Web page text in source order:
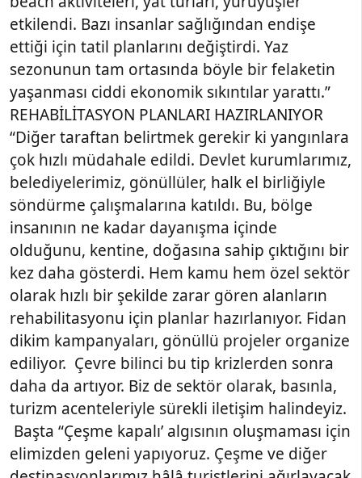
etkilendi. Bazı insanlar sağlığından endişe
ettiği için tatil planlarını değiştirdi. Yaz
sezonunun tam ortasında böyle bir felaketin
yaşanması ciddi ekonomik sıkıntılar yarattı.”
REHABİLİTASYON PLANLARI HAZIRLANIYOR
“Diğer taraftan belirtmek gerekir ki yangınlara
çok hızlı müdahale edildi. Devlet kurumlarımız,
belediyelerimiz, gönüllüler, halk el birliğiyle
söndürme çalışmalarına katıldı. Bu, bölge
insanının ne kadar dayanışma içinde
olduğunu, kentine, doğasına sahip çıktığını bir
kez daha gösterdi. Hem kamu hem özel sektör
olarak hızlı bir şekilde zarar gören alanların
rehabilitasyonu için planlar hazırlanıyor. Fidan
dikim kampanyaları, gönüllü projeler organize
ediliyor. Çevre bilinci bu tip krizlerden sonra
daha da artıyor. Biz de sektör olarak, basınla,
turizm acenteleriyle sürekli iletişim halindeyiz.
Başta “Çeşme kapalı’ algısının oluşmaması için
elimizden geleni yapıyoruz. Çeşme ve diğer